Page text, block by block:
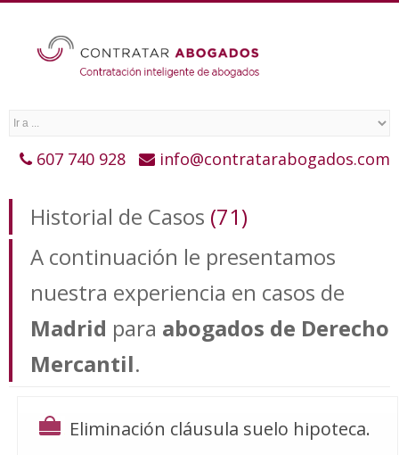
607 740 928 info@contratarabogados.com
Historial de Casos (71)
A continuación le presentamos
nuestra experiencia en casos de
Madrid para abogados de Derecho
Mercantil.
Eliminación cláusula suelo hipoteca.